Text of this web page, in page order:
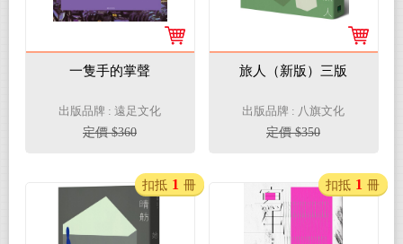
一隻手的掌聲
出版品牌 : 遠足文化
定價 $360
旅人（新版）三版
出版品牌 : 八旗文化
定價 $350
扣抵 1 冊 扣抵 1 冊